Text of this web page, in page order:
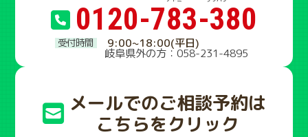
0120-783-380
9:00~18:00(平日)
岐阜県外の方：058-231-4895
メールでのご相談予約は
こちらをクリック